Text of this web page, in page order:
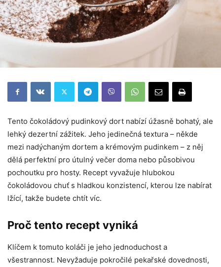
Tento čokoládový pudinkový dort nabízí úžasně bohatý, ale
lehký dezertní zážitek. Jeho jedinečná textura – někde
mezi nadýchaným dortem a krémovým pudinkem – z něj
dělá perfektní pro útulný večer doma nebo působivou
pochoutku pro hosty. Recept vyvažuje hlubokou
čokoládovou chuť s hladkou konzistencí, kterou lze nabírat
lžící, takže budete chtít víc.
Proč tento recept vyniká
Klíčem k tomuto koláči je jeho jednoduchost a
všestrannost. Nevyžaduje pokročilé pekařské dovednosti,